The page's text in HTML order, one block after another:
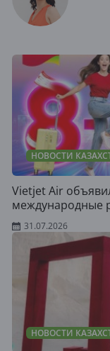
НОВОСТИ
Vietjet Air
международные
31.07.2026
НОВОСТИ